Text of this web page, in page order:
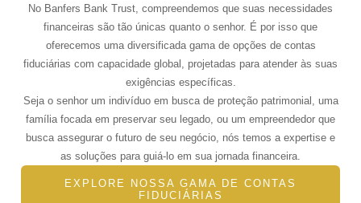
No Banfers Bank Trust, compreendemos que suas necessidades
financeiras são tão únicas quanto o senhor. É por isso que
oferecemos uma diversificada gama de opções de contas
fiduciárias com capacidade global, projetadas para atender às suas
exigências específicas.
Seja o senhor um indivíduo em busca de proteção patrimonial, uma
família focada em preservar seu legado, ou um empreendedor que
busca assegurar o futuro de seu negócio, nós temos a expertise e
as soluções para guiá-lo em sua jornada financeira.
EXPLORE NOSSA GAMA DE CONTAS
FIDUCIÁRIAS